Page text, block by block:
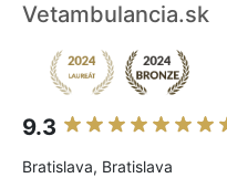
Vetambulancia.sk
9.3
Bratislava, Bratislava